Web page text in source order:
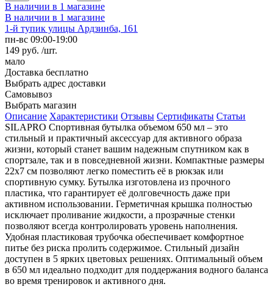
В наличии в 1 магазине
В наличии в 1 магазине
1-й тупик улицы Ардзинба, 161
пн-вс 09:00-19:00
149 руб. /шт.
мало
Доставка бесплатно
Выбрать адрес доставки
Самовывоз
Выбрать магазин
Описание Характеристики Отзывы Сертификаты Статьи
SILAPRO Спортивная бутылка объемом 650 мл – это
стильный и практичный аксессуар для активного образа
жизни, который станет вашим надежным спутником как в
спортзале, так и в повседневной жизни. Компактные размеры
22х7 см позволяют легко поместить её в рюкзак или
спортивную сумку. Бутылка изготовлена из прочного
пластика, что гарантирует её долговечность даже при
активном использовании. Герметичная крышка полностью
исключает проливание жидкости, а прозрачные стенки
позволяют всегда контролировать уровень наполнения.
Удобная пластиковая трубочка обеспечивает комфортное
питье без риска пролить содержимое. Стильный дизайн
доступен в 5 ярких цветовых решениях. Оптимальный объем
в 650 мл идеально подходит для поддержания водного баланса
во время тренировок и активного дня.